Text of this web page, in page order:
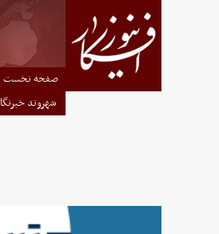
صفحه نخست
شهروند